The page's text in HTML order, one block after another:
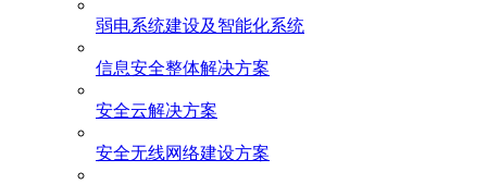
弱电系统建设及智能化系统
信息安全整体解决方案
安全云解决方案
安全无线网络建设方案